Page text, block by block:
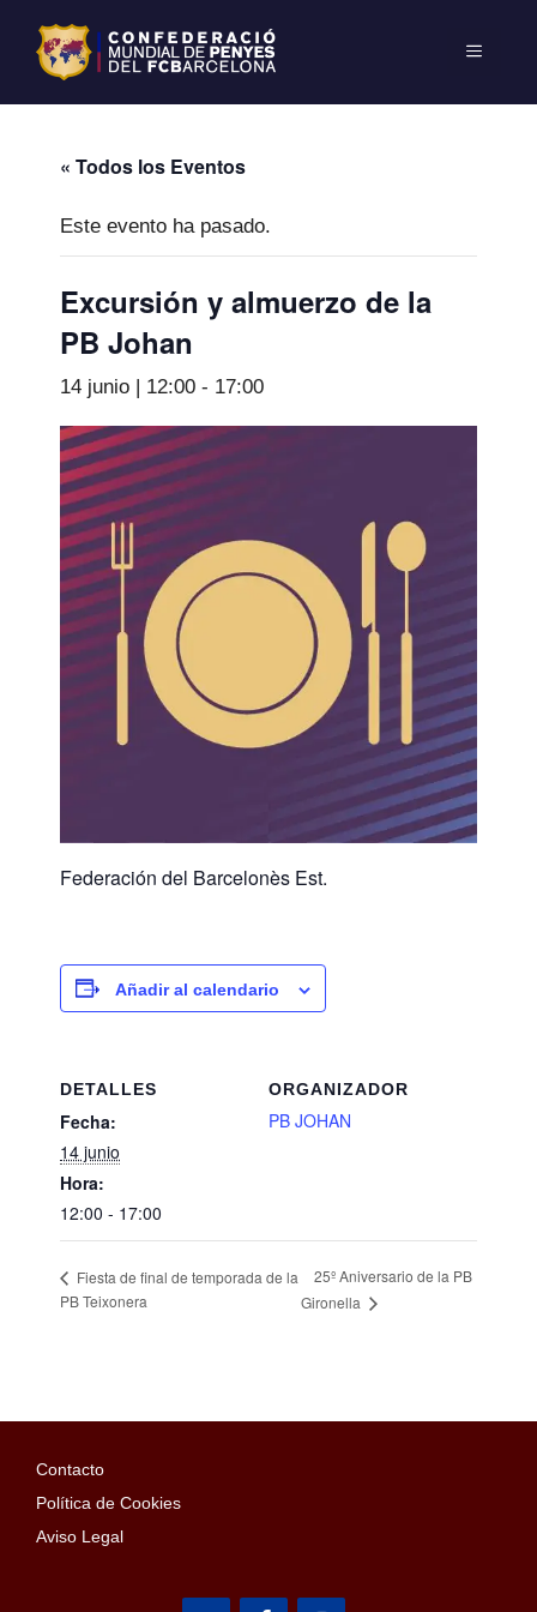
« Todos los Eventos
Este evento ha pasado.
Excursión y almuerzo de la
PB Johan
14 junio | 12:00 - 17:00
Federación del Barcelonès Est.
Añadir al calendario
DETALLES
Fecha:
14 junio
Hora:
12:00 - 17:00
ORGANIZADOR
PB JOHAN
Fiesta de final de temporada de la
PB Teixonera
25º Aniversario de la PB
Gironella
Contacto
Política de Cookies
Aviso Legal